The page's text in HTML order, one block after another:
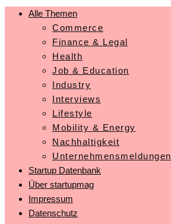
Alle Themen
Commerce
Finance & Legal
Health
Job & Education
Industry
Interviews
Lifestyle
Mobility & Energy
Nachhaltigkeit
Unternehmensmeldungen
Startup Datenbank
Über startupmag
Impressum
Datenschutz